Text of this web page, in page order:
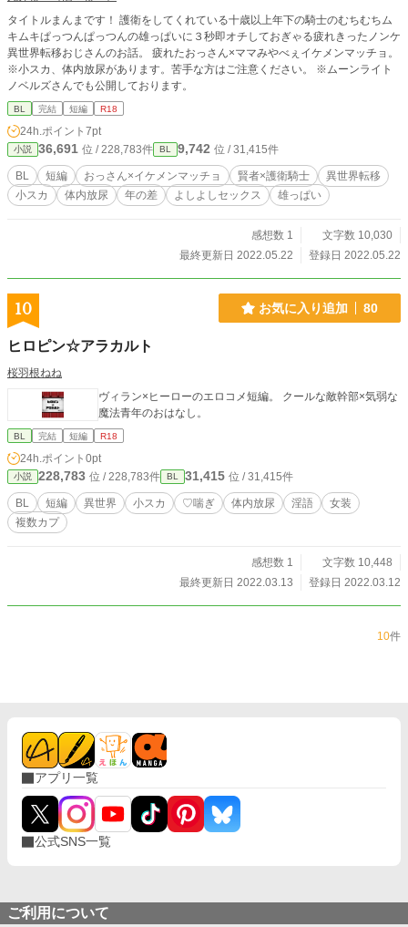
タイトルまんまです！ 護衛をしてくれている十歳以上年下の騎士のむちむちム
キムキぱっつんぱっつんの雄っぱいに３秒即オチしておぎゃる疲れきったノンケ
異世界転移おじさんのお話。 疲れたおっさん×ママみやべぇイケメンマッチョ。
※小スカ、体内放尿があります。苦手な方はご注意ください。 ※ムーンライト
ノベルズさんでも公開しております。
BL 完結 短編 R18
24h.ポイント 7pt
小説 36,691 位 / 228,783件 BL 9,742 位 / 31,415件
BL 短編 おっさん×イケメンマッチョ 賢者×護衛騎士
異世界転移
小スカ
体内放尿 年の差 よしよしセックス 雄っぱい
感想数 1
文字数 10,030
最終更新日 2022.05.22
登録日 2022.05.22
10 お気に入り追加 80
ヒロピン☆アラカルト
桜羽根ねね
ヴィラン×ヒーローのエロコメ短編。 クールな敵幹部×気弱な
魔法青年のおはなし。
BL 完結 短編 R18
24h.ポイント 0pt
小説 228,783 位 / 228,783件 BL 31,415 位 / 31,415件
BL 短編 異世界 小スカ ♡喘ぎ 体内放尿 淫語
女装
複数カプ
感想数 1
文字数 10,448
最終更新日 2022.03.13
登録日 2022.03.12
10件
アプリ一覧
公式SNS一覧
ご利用について